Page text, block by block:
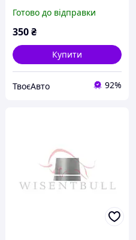
Готово до відправки
350₴
Купити
ТвоєАвто 92%